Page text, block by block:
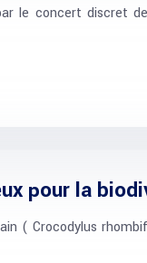
le concert discret
pour la
( Crocodylus